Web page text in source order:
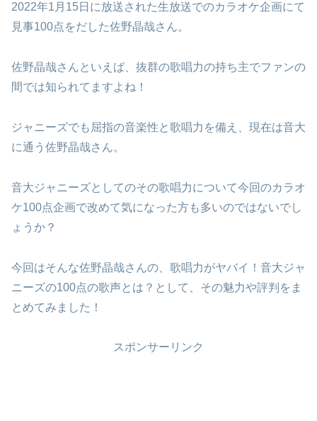
2022年1月15日に放送された生放送でのカラオケ企画にて
見事100点をだした佐野晶哉さん。
佐野晶哉さんといえば、抜群の歌唱力の持ち主でファンの
間では知られてますよね！
ジャニーズでも屈指の音楽性と歌唱力を備え、現在は音大
に通う佐野晶哉さん。
音大ジャニーズとしてのその歌唱力について今回のカラオ
ケ100点企画で改めて気になった方も多いのではないでし
ょうか？
今回はそんな佐野晶哉さんの、歌唱力がヤバイ！音大ジャ
ニーズの100点の歌声とは？として、その魅力や評判をま
とめてみました！
スポンサーリンク